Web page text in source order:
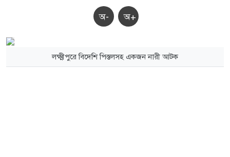
অ- অ+
লক্ষ্মীপুরে বিদেশি পিস্তলসহ একজন নারী আটক